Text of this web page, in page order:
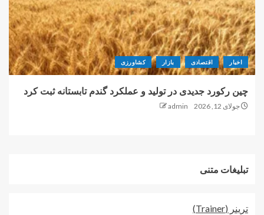
اخبار اقتصادی بازار کشاورزی
چین رکورد جدیدی در تولید و عملکرد گندم تابستانه ثبت کرد
جولای 12, 2026 admin
تبلیغات متنی
ترينر (Trainer)